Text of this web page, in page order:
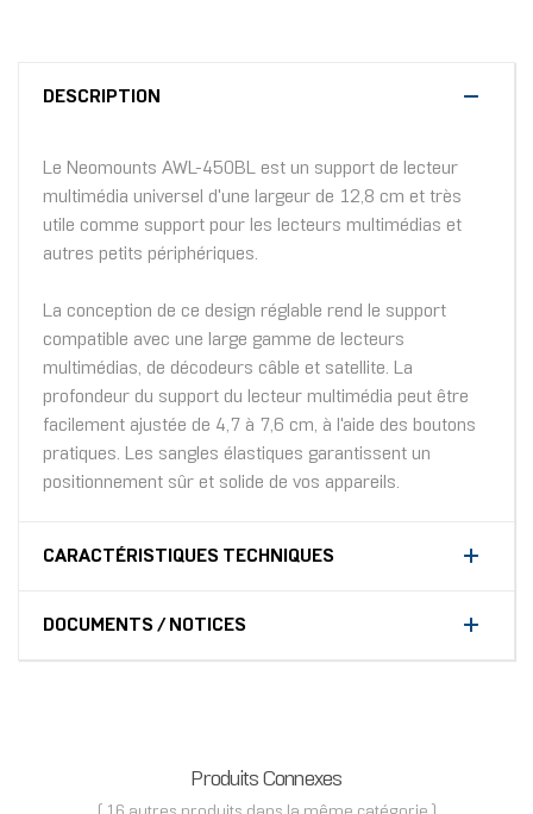
DESCRIPTION
Le Neomounts AWL-450BL est un support de lecteur
multimédia universel d'une largeur de 12,8 cm et très
utile comme support pour les lecteurs multimédias et
autres petits périphériques.
La conception de ce design réglable rend le support
compatible avec une large gamme de lecteurs
multimédias, de décodeurs câble et satellite. La
profondeur du support du lecteur multimédia peut être
facilement ajustée de 4,7 à 7,6 cm, à l'aide des boutons
pratiques. Les sangles élastiques garantissent un
positionnement sûr et solide de vos appareils.
CARACTÉRISTIQUES TECHNIQUES
DOCUMENTS / NOTICES
Produits Connexes